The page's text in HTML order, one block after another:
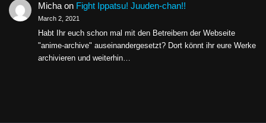
Michaon Fight Ippatsu! Juuden-chan!!
March 2, 2021
Habt Ihr euch schon mal mit den Betreibern der Webseite
"anime-archive" auseinandergesetzt? Dort könnt ihr eure Werke
archivieren und weiterhin…